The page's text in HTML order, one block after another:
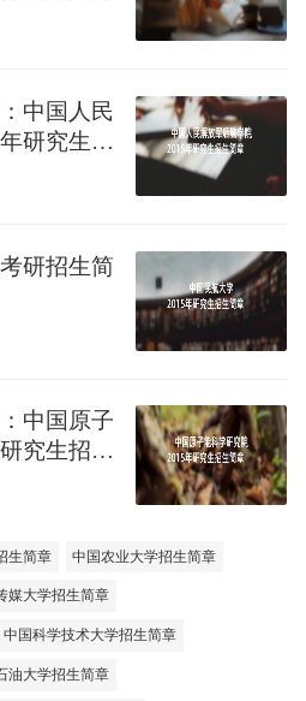
中国人民
研究生招
研招生简
中国原子
究生招生
生简章 中国农业大学招生简章
媒大学招生简章
中国科学技术大学招生简章
油大学招生简章